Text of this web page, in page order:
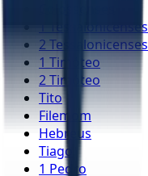
1 Tessalonicenses
2 Tessalonicenses
1 Timóteo
2 Timóteo
Tito
Filemom
Hebreus
Tiago
1 Pedro